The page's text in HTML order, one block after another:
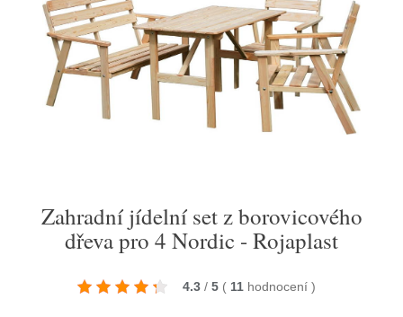
Zahradní jídelní set z borovicového
dřeva pro 4 Nordic - Rojaplast
4.3 / 5 ( 11 hodnocení )